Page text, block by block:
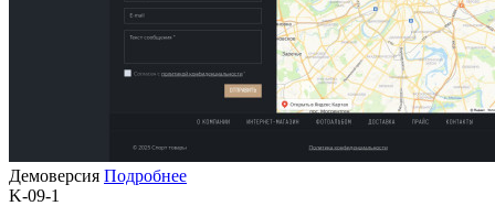
Демоверсия Подробнее
K-09-1